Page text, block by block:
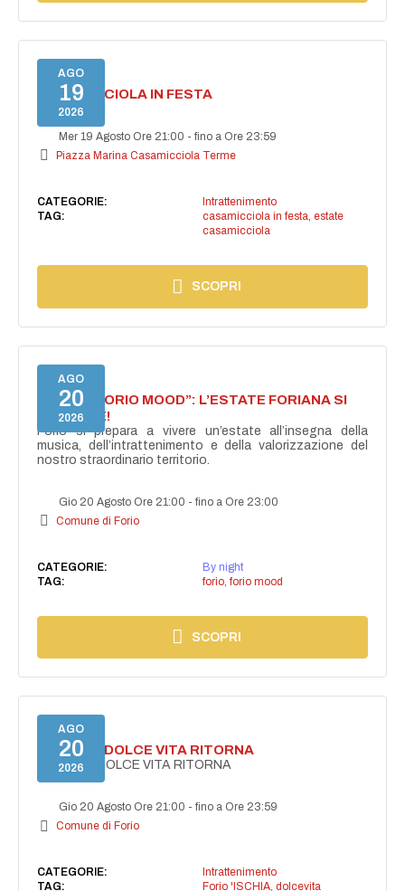
AGO
19
2026
CASAMICCIOLA IN FESTA
Mer 19 Agosto Ore 21:00 -fino a Ore 23:59
Piazza Marina Casamicciola Terme
CATEGORIE:
Intrattenimento
TAG:
casamicciola in festa estate
casamicciola
SCOPRI
AGO
20
2026
NASCE “FORIO MOOD”: L’ESTATE FORIANA SI
ACCENDE!
Forio si prepara a vivere un’estate all’insegna della
musica, dell’intrattenimento e della valorizzazione del
nostro straordinario territorio.
Gio 20 Agosto Ore 21:00 -fino a Ore 23:00
Comune di Forio
CATEGORIE:
By night
TAG:
forio, forio mood
SCOPRI
AGO
20
2026
FORIO LA DOLCE VITA RITORNA
FORIO LA DOLCE VITA RITORNA
Gio 20 Agosto Ore 21:00 -fino a Ore 23:59
Comune di Forio
CATEGORIE:
Intrattenimento
TAG:
Forio 'ISCHIA, dolcevita